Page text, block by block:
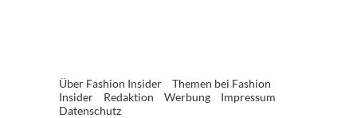
Über Fashion Insider
Themen bei Fashion
Insider
Redaktion Werbung
Impressum
Datenschutz